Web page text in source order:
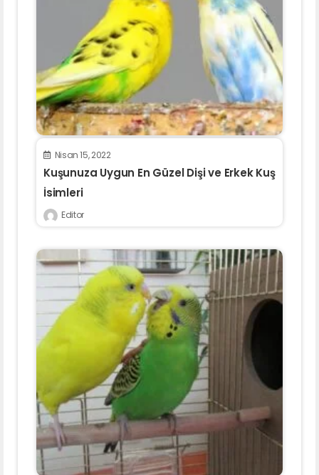
Nisan 15, 2022
Kuşunuza Uygun En Güzel Dişi ve Erkek Kuş
İsimleri
Editor